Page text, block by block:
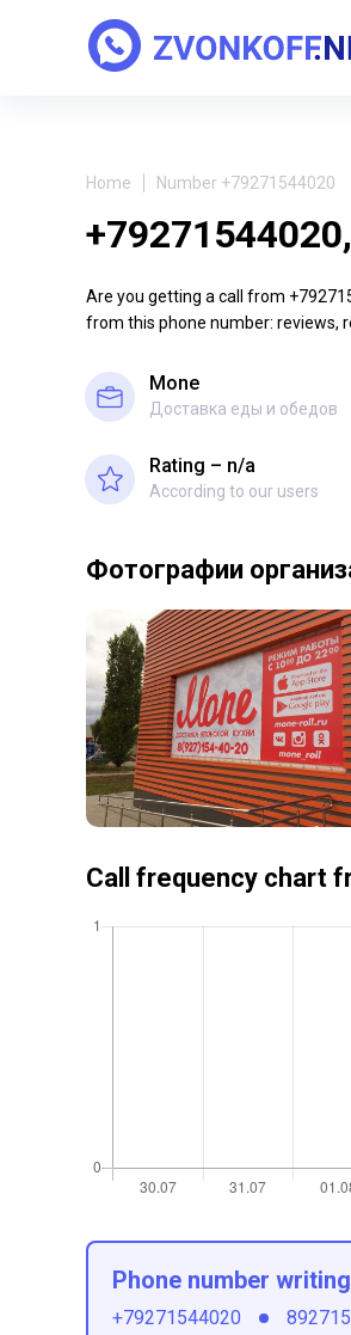
Home Number +79271544020
Are you getting a call from
from this phone number: reviews,
Mone
Доставка еды и обедов
Rating – n/a
According to our users
Фотографии
Call frequency chart
Phone number
+79271544020